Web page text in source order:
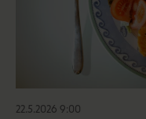
22.5.2026 9:00